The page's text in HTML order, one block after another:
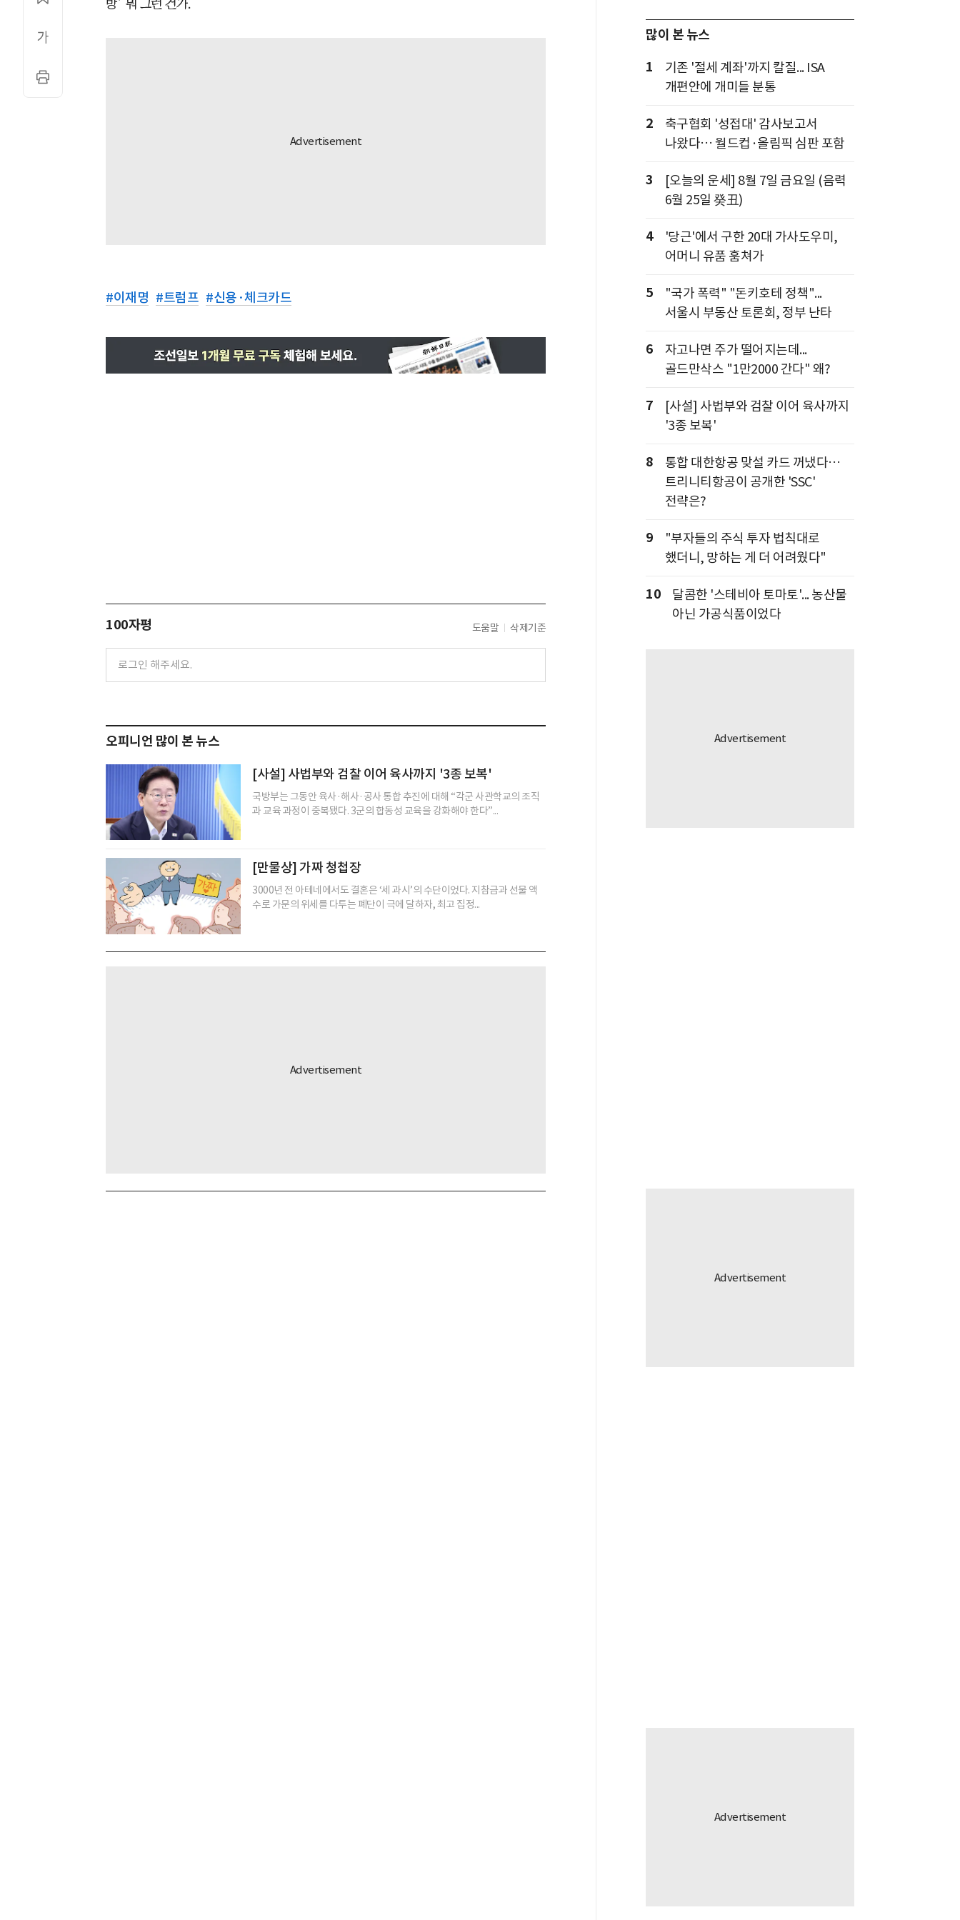
방’ 뭐 그런 건가.
#이재명 #트럼프 #신용·체크카드
100자평 도움말 삭제기준
오피니언 많이 본 뉴스
[사설] 사법부와 검찰 이어 육사까지 '3종 보복'
국방부는 그동안 육사·해사·공사 통합 추진에 대해 “각군 사관학교의 조직
과 교육 과정이 중복됐다. 3군의 합동성 교육을 강화해야 한다”...
[만물상] 가짜 청첩장
3000년 전 아테네에서도 결혼은 ‘세 과시’의 수단이었다. 지참금과 선물 액
수로 가문의 위세를 다투는 폐단이 극에 달하자, 최고 집정...
많이 본 뉴스
1
기존 '절세 계좌'까지 칼질... ISA
개편안에 개미들 분통
2
축구협회 '성접대' 감사보고서
나왔다… 월드컵·올림픽 심판 포함
3
[오늘의 운세] 8월 7일 금요일 (음력
6월 25일 癸丑)
4
'당근'에서 구한 20대 가사도우미,
어머니 유품 훔쳐가
5
"국가 폭력" "돈키호테 정책"...
서울시 부동산 토론회, 정부 난타
6
자고나면 주가 떨어지는데...
골드만삭스 "1만2000 간다" 왜?
7
[사설] 사법부와 검찰 이어 육사까지
'3종 보복'
8
통합 대한항공 맞설 카드 꺼냈다…
트리니티항공이 공개한 'SSC'
전략은?
9
"부자들의 주식 투자 법칙대로
했더니, 망하는 게 더 어려웠다"
10
달콤한 '스테비아 토마토'... 농산물
아닌 가공식품이었다